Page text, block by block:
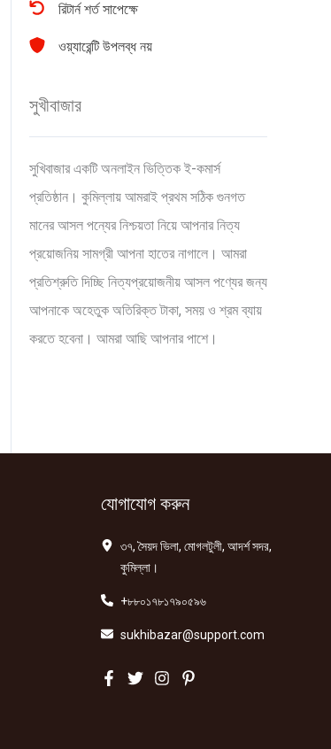
রিটার্ন শর্ত সাপেক্ষে
ওয়্যারেন্টি উপলব্ধ নয়
সুখীবাজার
সুখিবাজার একটি অনলাইন ভিত্তিক ই-কমার্স
প্রতিষ্ঠান। কুমিল্লায় আমরাই প্রথম সঠিক গুনগত
মানের আসল পন্যের নিশ্চয়তা নিয়ে আপনার নিত্য
প্রয়োজনিয় সামগ্রী আপনা হাতের নাগালে। আমরা
প্রতিশ্রুতি দিচ্ছি নিত্যপ্রয়োজনীয় আসল পণ্যের জন্য
আপনাকে অহেতুক অতিরিক্ত টাকা, সময় ও শ্রম ব্যায়
করতে হবেনা। আমরা আছি আপনার পাশে।
যোগাযোগ করুন
৩৭, সৈয়দ ভিলা, মোগলটুলী, আদর্শ সদর,
কুমিল্লা।
+৮৮০১৭৮১৭৯০৫৯৬
sukhibazar@support.com